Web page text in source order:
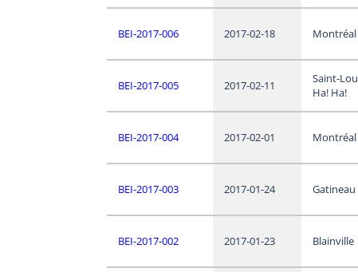
BEI-2017-006 2017-02-18 Montréal
BEI-2017-005 2017-02-11
Saint-
Ha! Ha!
BEI-2017-004 2017-02-01 Montréal
BEI-2017-003 2017-01-24 Gatineau
BEI-2017-002 2017-01-23 Blainville